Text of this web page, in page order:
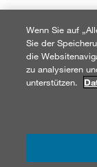
Supply
Business
80 - 100%
Business
Business
Wenn Sie auf
Sie der
die
zu analysieren
unterstützen.